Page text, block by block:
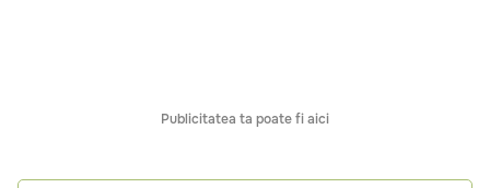
Publicitatea ta poate fi aici